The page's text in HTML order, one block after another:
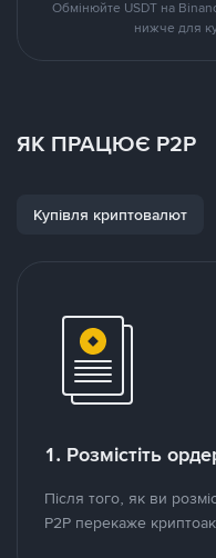
Обмінюйте USDT на
нижче для
ЯК ПРАЦЮЄ P2P
Купівля криптовалют
1. Розмістіть
Після того, як ви
P2P перекаже